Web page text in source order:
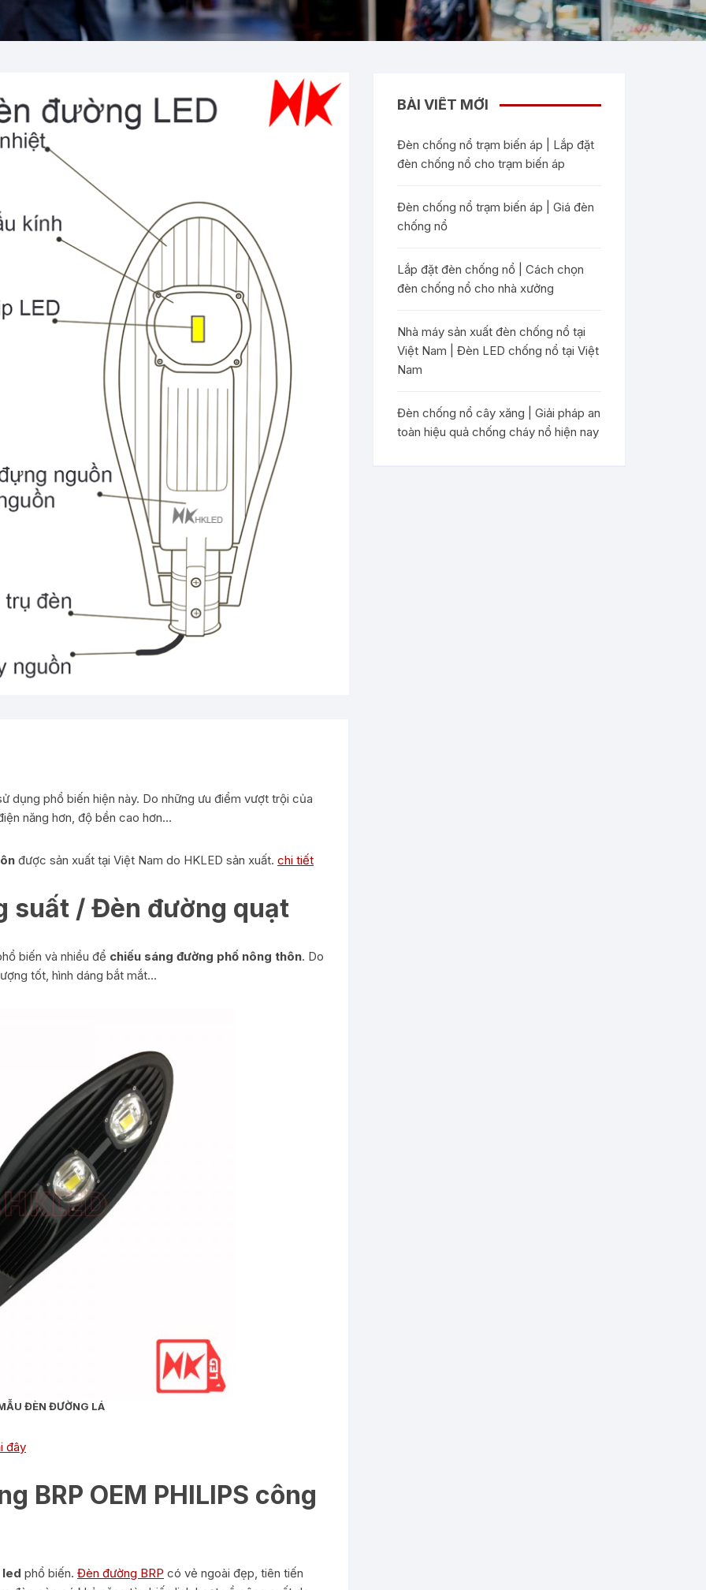
dụng phổ biến hiện này. Do những ưu điểm vượt trội của
năng hơn, độ bền cao hơn…
được sản xuất tại Việt Nam do HKLED sản xuất. chi tiết
suất / Đèn đường quạt
biến và nhiều để chiếu sáng đường phố nông thôn. Do
tốt, hình dáng bắt mắt…
ĐÈN ĐƯỜNG LÁ
đây
BRP OEM PHILIPS công
led phổ biến. Đèn đường BRP có vẻ ngoài đẹp, tiên tiến
BÀI VIẾT MỚI
Đèn chống nổ trạm biến áp | Lắp đặt
đèn chống nổ cho trạm biến áp
Đèn chống nổ trạm biến áp | Giá đèn
chống nổ
Lắp đặt đèn chống nổ | Cách chọn
đèn chống nổ cho nhà xưởng
Nhà máy sản xuất đèn chống nổ tại
Việt Nam | Đèn LED chống nổ tại Việt
Nam
Đèn chống nổ cây xăng | Giải pháp an
toàn hiệu quả chống cháy nổ hiện nay